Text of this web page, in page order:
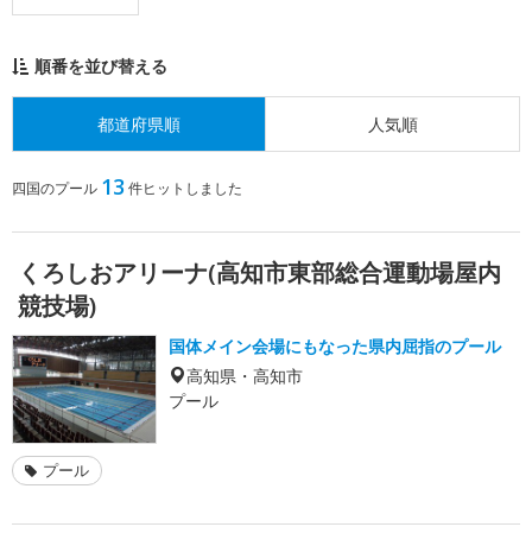
順番を並び替える
都道府県順 人気順
四国のプール 13 件ヒットしました
くろしおアリーナ(高知市東部総合運動場屋内
競技場)
国体メイン会場にもなった県内屈指のプール
高知県・高知市
プール
プール